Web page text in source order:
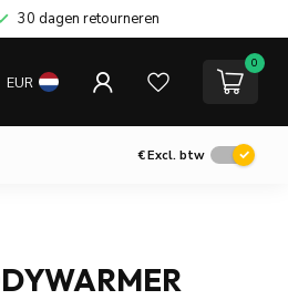
30 dagen retourneren
EUR
0
€Excl. btw